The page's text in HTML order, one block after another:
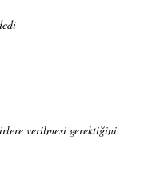
verilmesi gerektiğini